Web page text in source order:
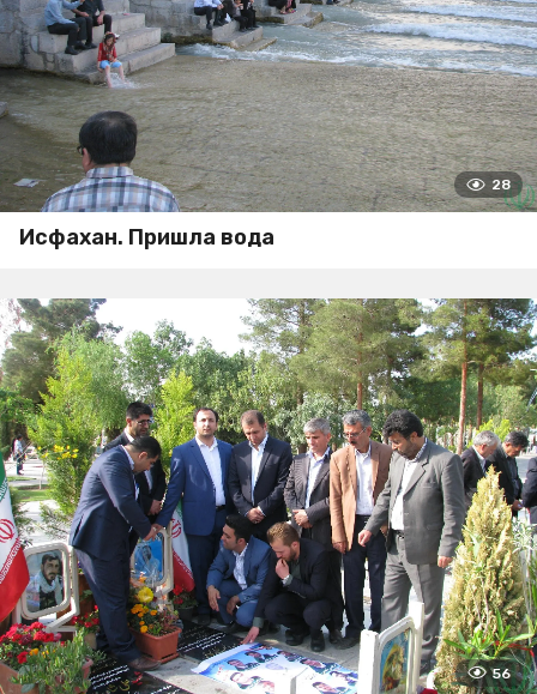
28
Исфахан. Пришла вода
56